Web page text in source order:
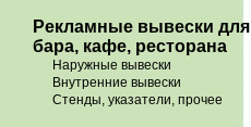
Рекламные вывески для
бара, кафе, ресторана
Наружные вывески
Внутренние вывески
Стенды, указатели, прочее